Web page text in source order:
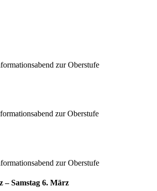
zur Oberstufe
zur Oberstufe
zur Oberstufe
– Samstag 6. März